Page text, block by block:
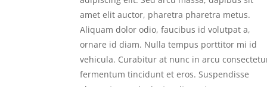
amet elit auctor, pharetra pharetra metus.
Aliquam dolor odio, faucibus id volutpat a,
ornare id diam. Nulla tempus porttitor mi id
vehicula. Curabitur at nunc in arcu
fermentum tincidunt et eros. Suspendisse